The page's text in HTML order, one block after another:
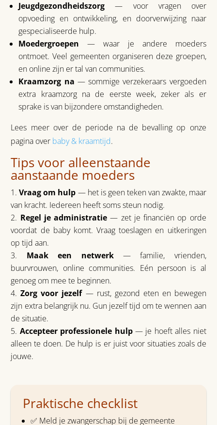
Jeugdgezondheidszorg — voor vragen over
opvoeding en ontwikkeling, en doorverwijzing naar
gespecialiseerde hulp.
Moedergroepen — waar je andere moeders
ontmoet. Veel gemeenten organiseren deze groepen,
en online zijn er tal van communities.
Kraamzorg na — sommige verzekeraars vergoeden
extra kraamzorg na de eerste week, zeker als er
sprake is van bijzondere omstandigheden.
Lees meer over de periode na de bevalling op onze
pagina over baby & kraamtijd.
Tips voor alleenstaande
aanstaande moeders
Vraag om hulp — het is geen teken van zwakte, maar
van kracht. Iedereen heeft soms steun nodig.
Regel je administratie — zet je financiën op orde
voordat de baby komt. Vraag toeslagen en uitkeringen
op tijd aan.
Maak een netwerk— familie, vrienden,
buurvrouwen, online communities. Eén persoon is al
genoeg om mee te beginnen.
Zorg voor jezelf— rust, gezond eten en bewegen
zijn extra belangrijk nu. Gun jezelf tijd om te wennen aan
de situatie.
Accepteer professionele hulp— je hoeft alles niet
alleen te doen. De hulp is er juist voor situaties zoals de
jouwe.
Praktische checklist
✅ Meld je zwangerschap bij de gemeente